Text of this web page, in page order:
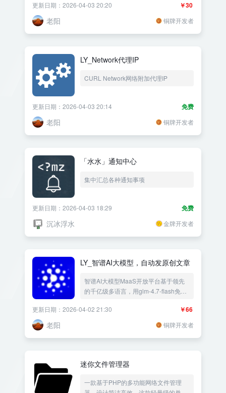
词 头条下拉词 淘宝下拉词 京东下拉词
￥30
更新日期：2026-04-03 20:20
老阳 铜牌开发者
LY_Network代理IP
CURL Network网络附加代理IP
免费
更新日期：2026-04-03 20:14
老阳 铜牌开发者
「水水」通知中心
集中汇总各种通知事项
免费
更新日期：2026-04-03 18:29
沉冰浮水 金牌开发者
LY_智谱AI大模型，自动发原创文章
智谱AI大模型MaaS开放平台基于领先
的千亿级多语言，用glm-4.7-flash免费
是智谱最新旗舰模型、多模态预训练模
型，打造高效率、通用化的“模型即服
务”AI开发新范式，新一代知识增强大语
轻松创作高质量文章，改写文章内容伪
标题、文章生标题、改写文章、标题生
￥66
更新日期：2026-04-02 21:30
老阳 铜牌开发者
迷你文件管理器
一款基于PHP的多功能网络文件管理